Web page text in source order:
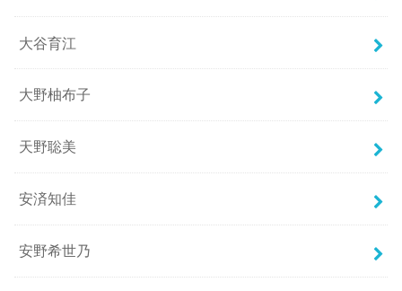
大谷育江
大野柚布子
天野聡美
安済知佳
安野希世乃